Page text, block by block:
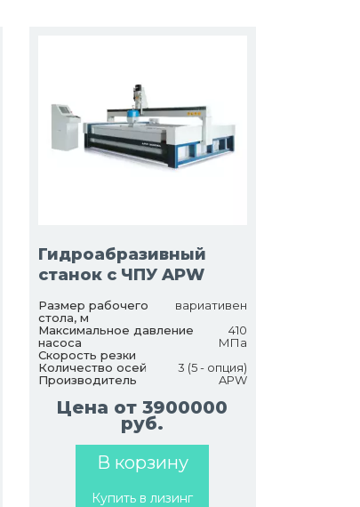
Гидроабразивный
станок с ЧПУ APW
Размер рабочего
стола, м
вариативен
Максимальное давление
насоса
410
МПа
Скорость резки
Количество осей
3 (5 - опция)
Производитель
APW
Цена от 3900000
руб.
В корзину
Купить в лизинг